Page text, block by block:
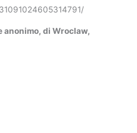
anonimo, di Wroclaw,